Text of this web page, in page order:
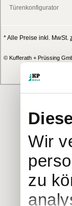
Wir
zu
Türenkonfigurator
* Alle Preise inkl. MwSt.
© Kufferath + Prüssing